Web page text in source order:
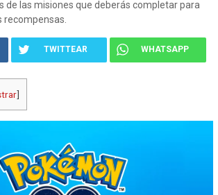
de las misiones que deberás completar para
recompensas.
TWITTEAR WHATSAPP
]